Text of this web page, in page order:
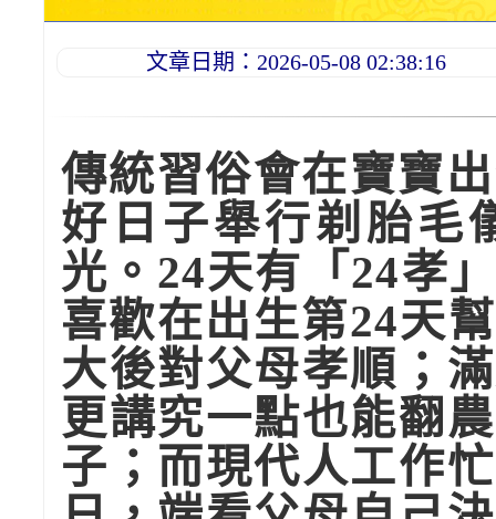
文章日期：2026-05-08 02:38:16
傳統習俗會在寶寶
好日子舉行剃胎毛
光。24天有「24孝
喜歡在出生第24天
大後對父母孝順；
更講究一點也能翻
子；而現代人工作